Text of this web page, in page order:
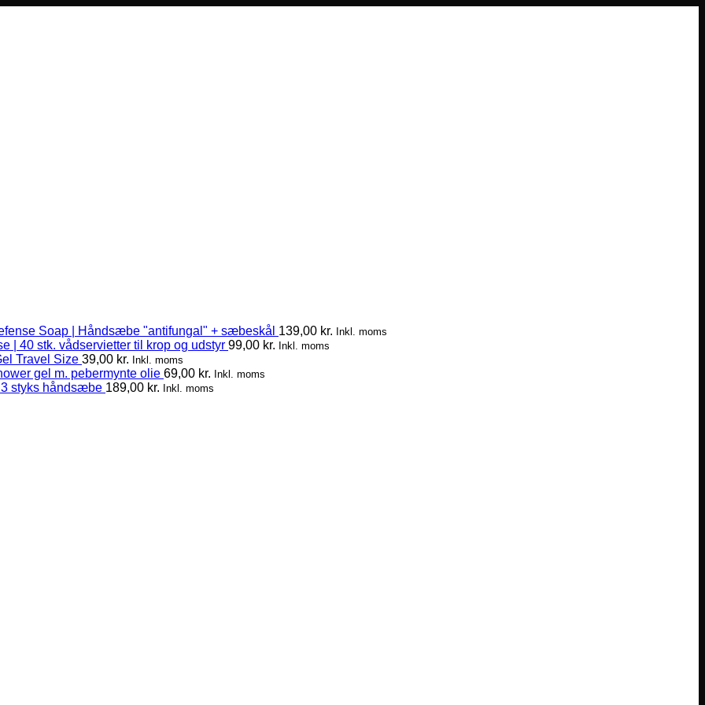
Soap | Håndsæbe "antifungal" + sæbeskål 139,00 kr. Inkl. moms
| 40 stk. vådservietter til krop og udstyr 99,00 kr. Inkl. moms
Travel Size 39,00 kr. Inkl. moms
gel m. pebermynte olie 69,00 kr. Inkl. moms
styks håndsæbe 189,00 kr. Inkl. moms